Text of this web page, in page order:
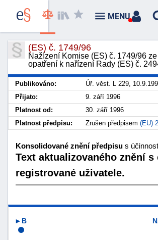
(ES) č. 1749/96
Nažízení Komise (ES) č. 1749/96
opatření k nařízení Rady (ES) č.
Publikováno:
Úř. věst. L 229,
Přijato:
9. září 1996
Platnost od:
30. září 1996
Platnost předpisu:
Zrušen předpisem (EU)
Konsolidované znění předpisu s
Text aktualizovaného znění
registrované uživatele.
►B
MENU